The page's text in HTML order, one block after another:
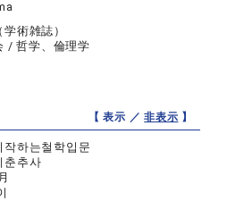
術雑誌）
/ 哲学、倫理学
【 表示 ／非表示 】
작하는철학입문
춘추사